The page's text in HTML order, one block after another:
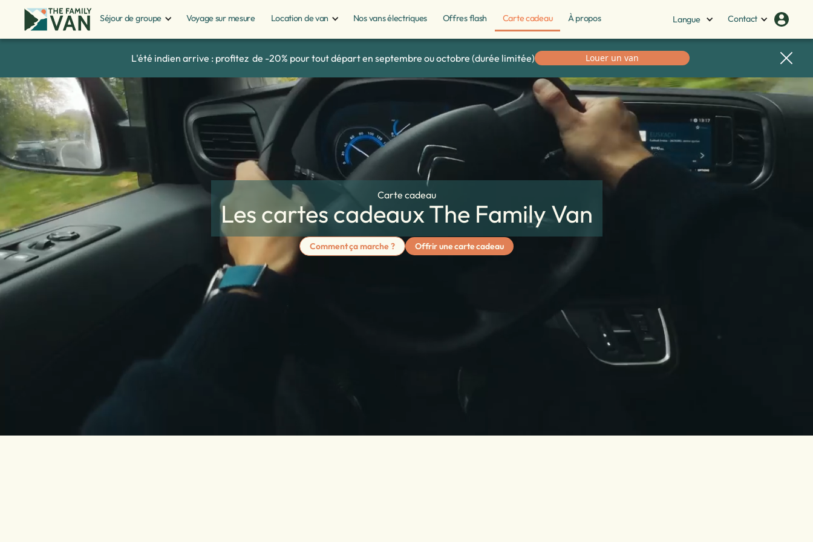
L'été indien arrive : profitez de -20% pour tout départ en septembre ou octobre (durée limitée) Louer un van
Séjour de groupe Voyage sur mesure Location de van Nos vans électriques Offres flash Carte cadeau À propos Langue Contact
Carte cadeau
Les cartes cadeaux The Family Van
Comment ça marche ? Offrir une carte cadeau